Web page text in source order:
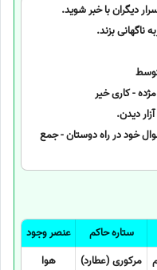
دیگران با خبر شوید.
بزند.
- کاری خیر
دیدن.
خود در راه دوستان - جمع
ستاره حاکم
عنصر وجود
مرکوری (عطارد)
هوا